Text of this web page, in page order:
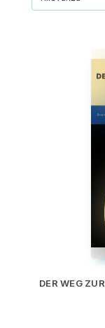
DER WEG